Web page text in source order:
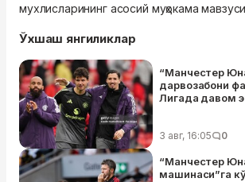
мухлисларининг асосий муҳокама
Ўхшаш янгиликлар
“Манчестер
дарвозабони
Лигада давом
3 авг, 16:05 0
“Манчестер
машинаси”га